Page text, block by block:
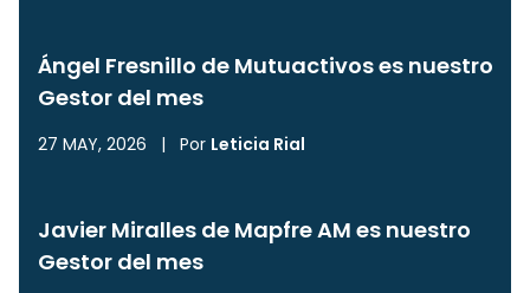
Ángel Fresnillo de Mutuactivos es nuestro
Gestor del mes
27 MAY, 2026 | Por Leticia Rial
Javier Miralles de Mapfre AM es nuestro
Gestor del mes